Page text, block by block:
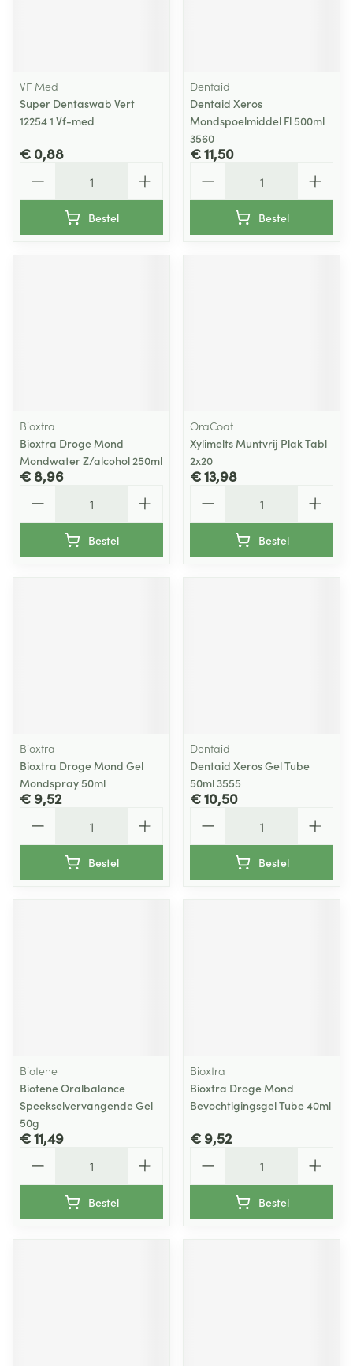
VF Med
Super Dentaswab Vert
12254 1 Vf-med
€ 0,88
Bestel
Dentaid
Dentaid Xeros
Mondspoelmiddel Fl 500ml
3560
€ 11,50
Bestel
Bioxtra
Bioxtra Droge Mond
Mondwater Z/alcohol 250ml
€ 8,96
Bestel
OraCoat
Xylimelts Muntvrij Plak Tabl
2x20
€ 13,98
Bestel
Bioxtra
Bioxtra Droge Mond Gel
Mondspray 50ml
€ 9,52
Bestel
Dentaid
Dentaid Xeros Gel Tube
50ml 3555
€ 10,50
Bestel
Biotene
Biotene Oralbalance
Speekselvervangende Gel
50g
€ 11,49
Bestel
Bioxtra
Bioxtra Droge Mond
Bevochtigingsgel Tube 40ml
€ 9,52
Bestel